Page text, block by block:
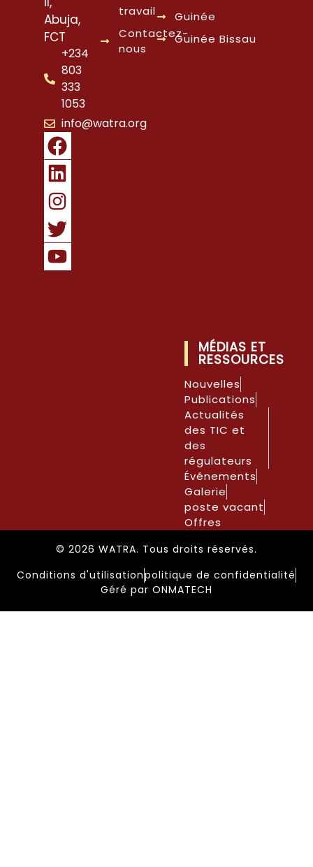
Abuja,
FCT
+234
803
333
1053
info@watra.org
travail
Contactez-
nous
Guinée
Guinée Bissau
MÉDIAS ET
RESSOURCES
Nouvelles
Publications
Actualités
des TIC et
des
régulateurs
Événements
Galerie
poste vacant
Offres
© 2026 WATRA. Tous droits réservés.
Conditions d'utilisationpolitique de confidentialité
Géré par ONMATECH